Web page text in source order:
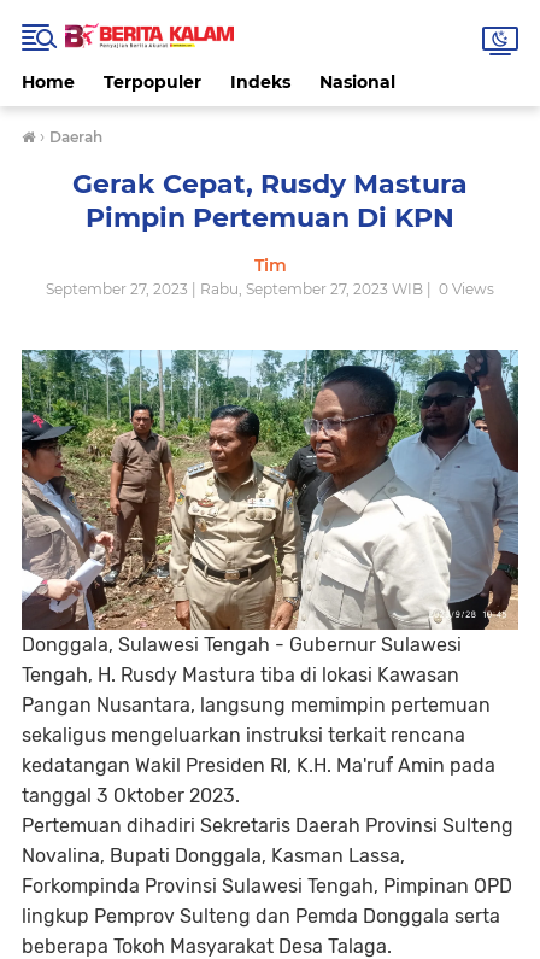
Home Terpopuler Indeks Nasional
› Daerah
Gerak Cepat, Rusdy Mastura
Pimpin Pertemuan Di KPN
Tim
September 27, 2023 | Rabu, September 27, 2023 WIB | 0 Views
Donggala, Sulawesi Tengah - Gubernur Sulawesi
Tengah, H. Rusdy Mastura tiba di lokasi Kawasan
Pangan Nusantara, langsung memimpin pertemuan
sekaligus mengeluarkan instruksi terkait rencana
kedatangan Wakil Presiden RI, K.H. Ma'ruf Amin pada
tanggal 3 Oktober 2023.
Pertemuan dihadiri Sekretaris Daerah Provinsi Sulteng
Novalina, Bupati Donggala, Kasman Lassa,
Forkompinda Provinsi Sulawesi Tengah, Pimpinan OPD
lingkup Pemprov Sulteng dan Pemda Donggala serta
beberapa Tokoh Masyarakat Desa Talaga.